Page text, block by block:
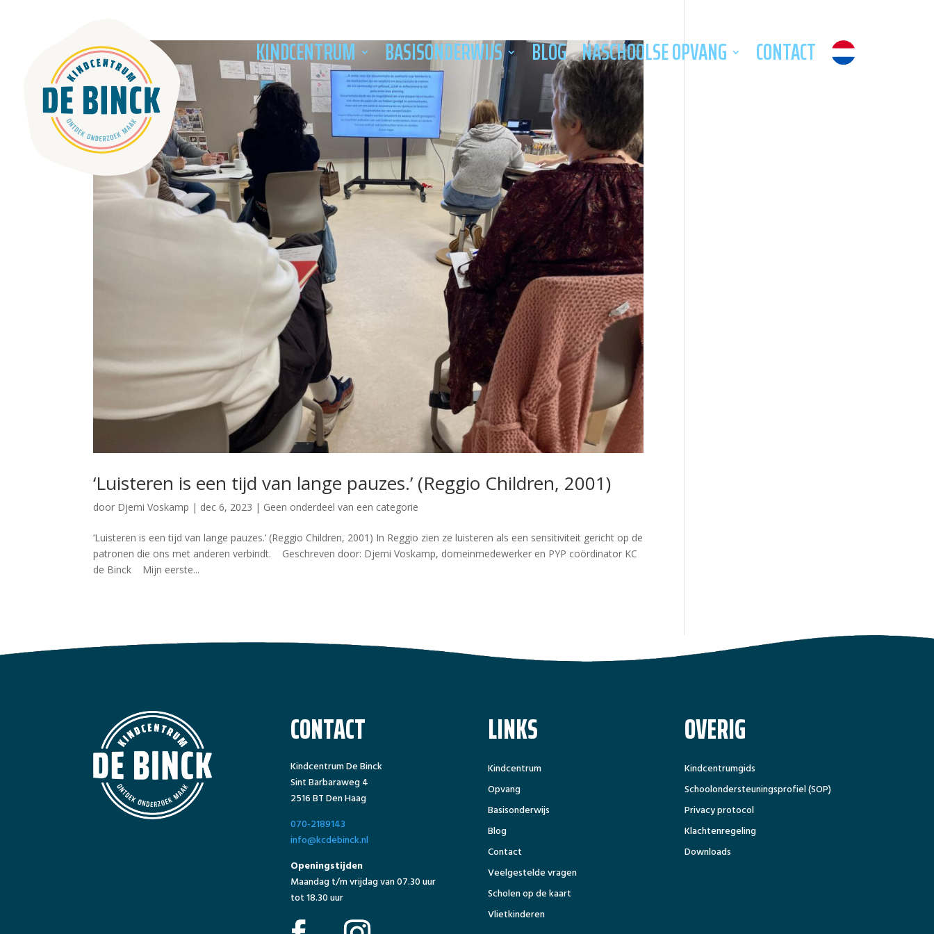
KINDCENTRUM BASISONDERWIJS BLOG NASCHOOLSE OPVANG CONTACT
‘Luisteren is een tijd van lange pauzes.’ (Reggio Children, 2001)
door Djemi Voskamp | dec 6, 2023 | Geen onderdeel van een categorie
‘Luisteren is een tijd van lange pauzes.’ (Reggio Children, 2001) In Reggio zien ze luisteren als een sensitiviteit gericht op de
patronen die ons met anderen verbindt. Geschreven door: Djemi Voskamp, domeinmedewerker en PYP coördinator KC
de Binck Mijn eerste...
CONTACT
Kindcentrum De Binck
Sint Barbaraweg 4
2516 BT Den Haag
070-2189143
info@kcdebinck.nl
Openingstijden
Maandag t/m vrijdag van 07.30 uur
tot 18.30 uur
LINKS
Kindcentrum
Opvang
Basisonderwijs
Blog
Contact
Veelgestelde vragen
Scholen op de kaart
Vlietkinderen
OVERIG
Kindcentrumgids
Schoolondersteuningsprofiel (SOP)
Privacy protocol
Klachtenregeling
Downloads